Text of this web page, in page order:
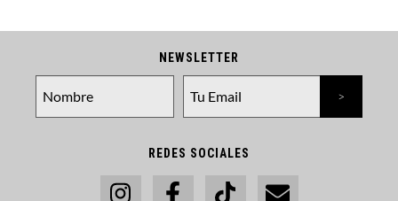
NEWSLETTER
REDES SOCIALES